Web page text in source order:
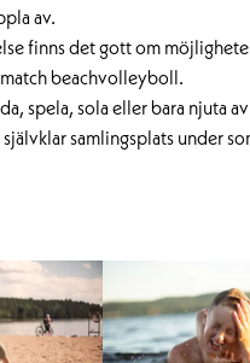
av.
finns det gott om
beachvolleyboll.
spela, sola eller bara njuta
samlingsplats under